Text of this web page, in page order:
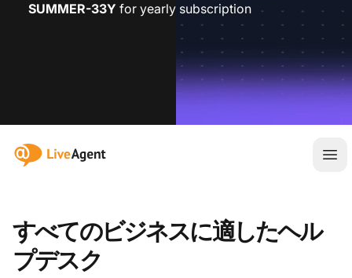
SUMMER-33Y for yearly subscription
:site.title
メ
すべてのビジネスに適したヘル
プデスク